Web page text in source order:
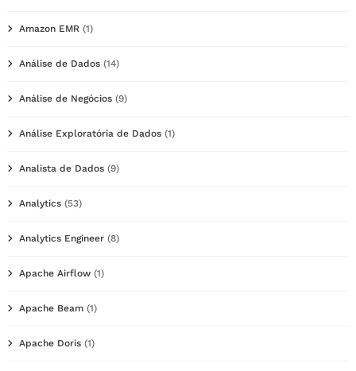
Amazon EMR (1)
Análise de Dados (14)
Análise de Negócios (9)
Análise Exploratória de Dados (1)
Analista de Dados (9)
Analytics (53)
Analytics Engineer (8)
Apache Airflow (1)
Apache Beam (1)
Apache Doris (1)